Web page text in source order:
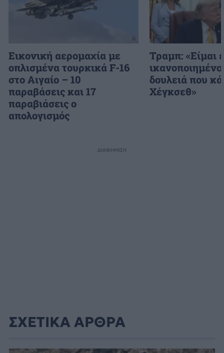
Εικονική αερομαχία με
οπλισμένα τουρκικά F-16
στο Αιγαίο – 10
παραβάσεις και 17
παραβιάσεις ο
απολογισμός
Τραμπ: «Είμαι
δουλειά που
Χέγκσεθ»
ΔΙΑΦΗΜΙΣΗ
ΣΧΕΤΙΚΑ ΑΡΘΡΑ